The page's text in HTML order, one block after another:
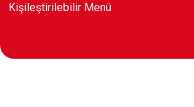
Kişileştirilebilir Menü